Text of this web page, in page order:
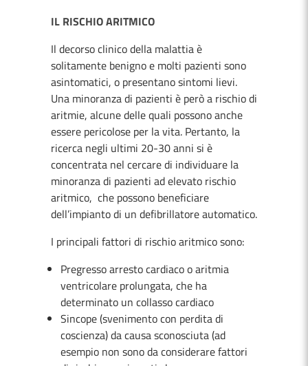
IL RISCHIO ARITMICO
Il decorso clinico della malattia è
solitamente benigno e molti pazienti sono
asintomatici, o presentano sintomi lievi.
Una minoranza di pazienti è però a rischio di
aritmie, alcune delle quali possono anche
essere pericolose per la vita. Pertanto, la
ricerca negli ultimi 20-30 anni si è
concentrata nel cercare di individuare la
minoranza di pazienti ad elevato rischio
aritmico, che possono beneficiare
dell’impianto di un defibrillatore automatico.
I principali fattori di rischio aritmico sono:
Pregresso arresto cardiaco o aritmia
ventricolare prolungata, che ha
determinato un collasso cardiaco
Sincope (svenimento con perdita di
coscienza) da causa sconosciuta (ad
esempio non sono da considerare fattori